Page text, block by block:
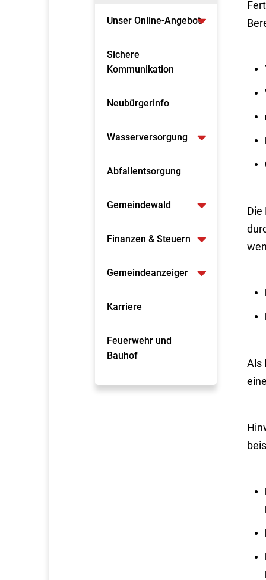
Unser Online-Angebot
Sichere
Kommunikation
Neubürgerinfo
Wasserversorgung
Abfallentsorgung
Gemeindewald
Finanzen & Steuern
Gemeindeanzeiger
Karriere
Feuerwehr und
Bauhof
Die
Als